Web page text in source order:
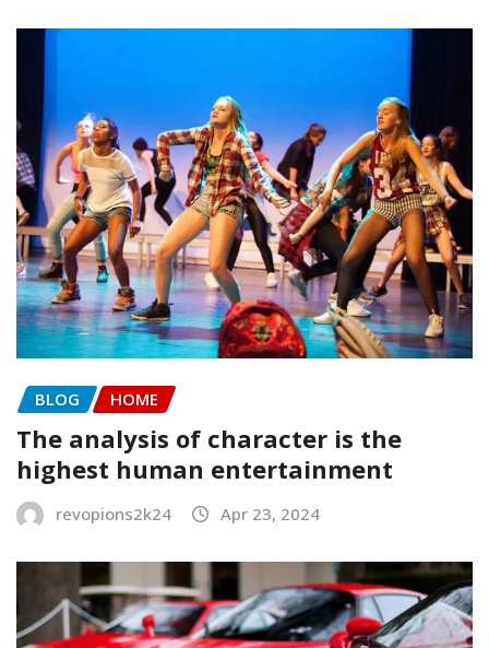
BLOG HOME
The analysis of character is the
highest human entertainment
revopions2k24 Apr 23, 2024